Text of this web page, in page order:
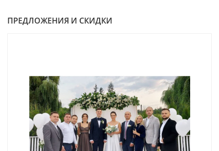
ПРЕДЛОЖЕНИЯ И СКИДКИ